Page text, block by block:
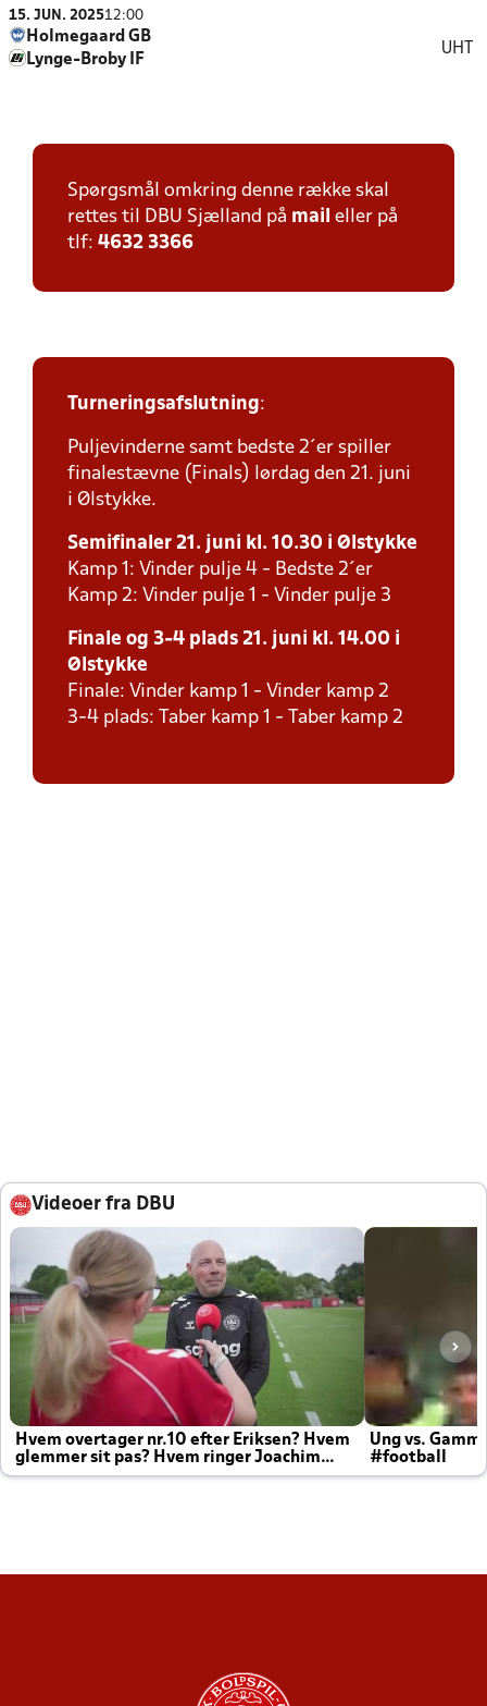
15. JUN. 202512:00
Holmegaard GB
Lynge-Broby IF
UHT
Spørgsmål omkring denne række skal
rettes til DBU Sjælland på mail eller på
tlf: 4632 3366
Turneringsafslutning:
Puljevinderne samt bedste 2´er spiller
finalestævne (Finals) lørdag den 21. juni
i Ølstykke.
Semifinaler 21. juni kl. 10.30 i Ølstykke
Kamp 1: Vinder pulje 4 - Bedste 2´er
Kamp 2: Vinder pulje 1 - Vinder pulje 3
Finale og 3-4 plads 21. juni kl. 14.00 i
Ølstykke
Finale: Vinder kamp 1 - Vinder kamp 2
3-4 plads: Taber kamp 1 - Taber kamp 2
Videoer fra DBU
Hvem overtager nr.10 efter Eriksen? Hvem
glemmer sit pas? Hvem ringer Joachim
altid til efter kampe?
Ung vs.
#football